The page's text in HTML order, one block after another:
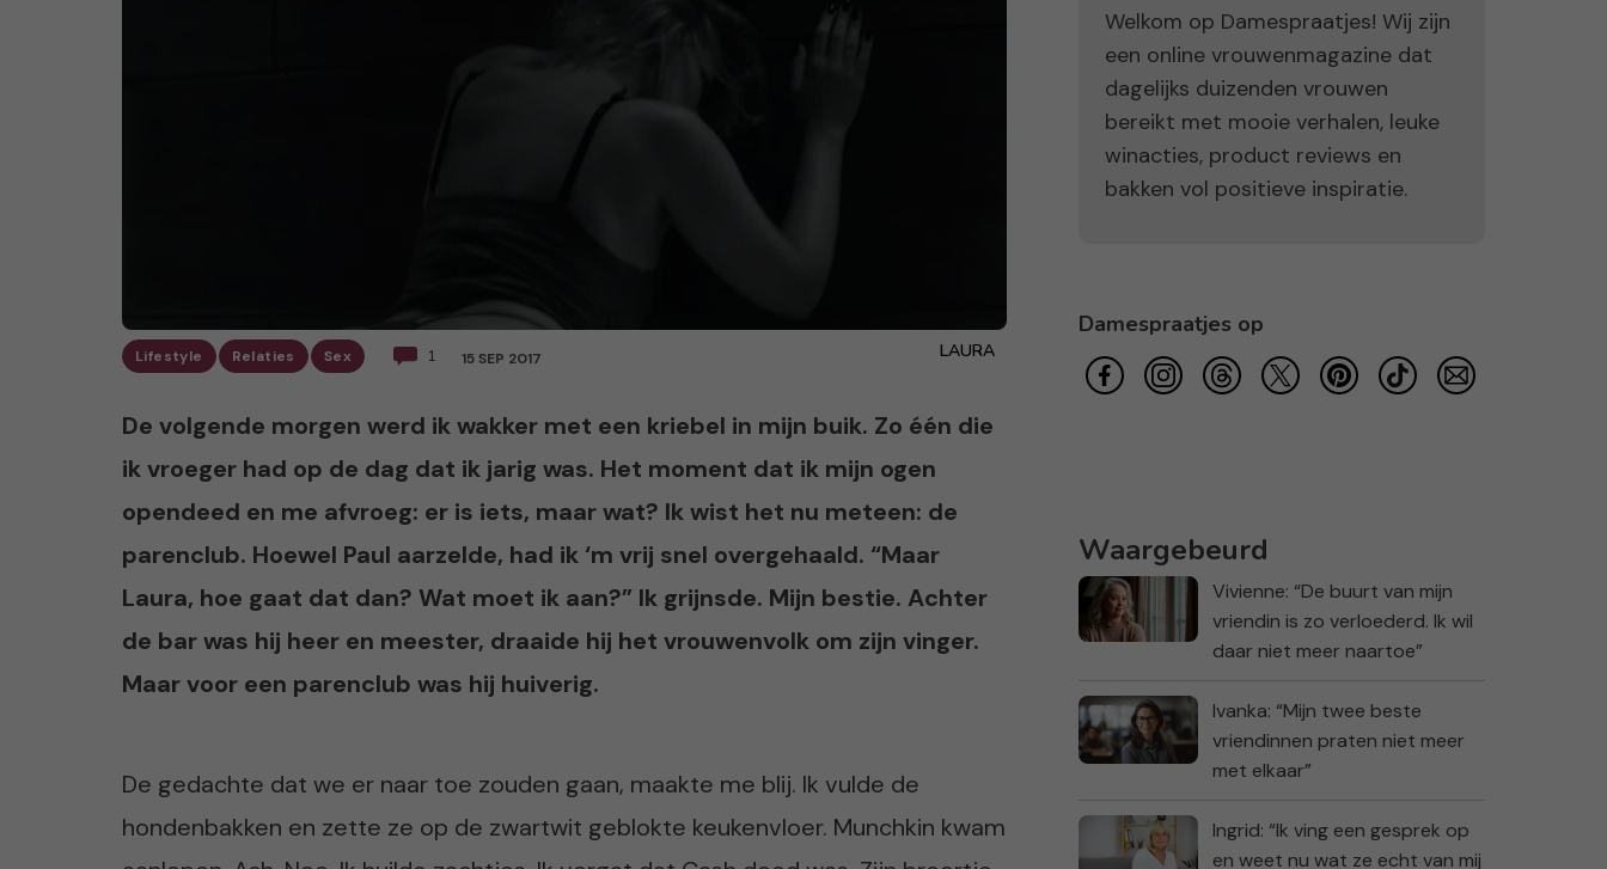
Lifestyle Relaties Sex 1 15 SEP 2017 LAURA
De volgende morgen werd ik wakker met een kriebel in mijn buik. Zo één die
ik vroeger had op de dag dat ik jarig was. Het moment dat ik mijn ogen
opendeed en me afvroeg: er is iets, maar wat? Ik wist het nu meteen: de
parenclub. Hoewel Paul aarzelde, had ik ‘m vrij snel overgehaald. “Maar
Laura, hoe gaat dat dan? Wat moet ik aan?” Ik grijnsde. Mijn bestie. Achter
de bar was hij heer en meester, draaide hij het vrouwenvolk om zijn vinger.
Maar voor een parenclub was hij huiverig.
De gedachte dat we er naar toe zouden gaan, maakte me blij. Ik vulde de
hondenbakken en zette ze op de zwartwit geblokte keukenvloer. Munchkin kwam
Welkom op Damespraatjes! Wij zijn
een online vrouwenmagazine dat
dagelijks duizenden vrouwen
bereikt met mooie verhalen, leuke
winacties, product reviews en
bakken vol positieve inspiratie.
Damespraatjes op
Waargebeurd
Vivienne: “De buurt van mijn
vriendin is zo verloederd. Ik wil
daar niet meer naartoe”
Ivanka: “Mijn twee beste
vriendinnen praten niet meer
met elkaar”
Ingrid: “Ik ving een gesprek op
en weet nu wat ze echt van mij